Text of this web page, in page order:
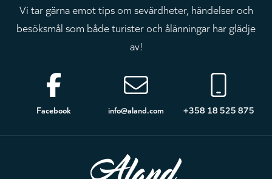
Vi tar gärna emot tips om sevärdheter, händelser och
besöksmål som både turister och ålänningar har glädje
av!
Sidfot
Facebook info@aland.com +358 18 525 875